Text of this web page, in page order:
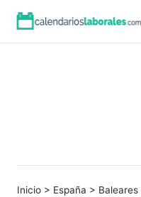
Inicio > España > Baleares